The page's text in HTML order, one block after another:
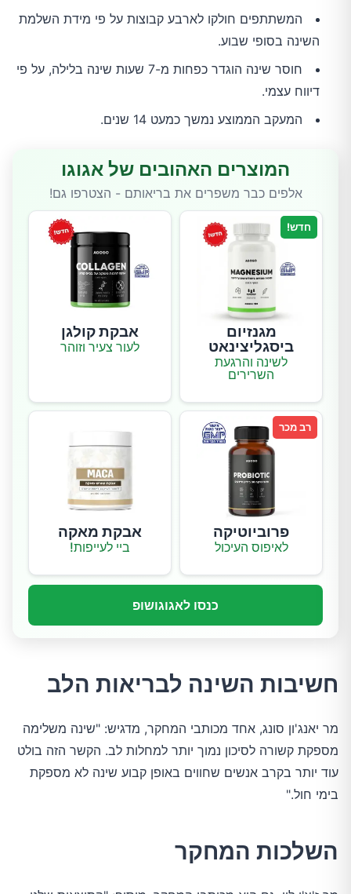
המשתתפים חולקו לארבע קבוצות על פי מידת השלמת
השינה בסופי שבוע.
חוסר שינה הוגדר כפחות מ-7 שעות שינה בלילה, על פי
דיווח עצמי.
המעקב הממוצע נמשך כמעט 14 שנים.
המוצרים האהובים של אגוגו
אלפים כבר משפרים את בריאותם - הצטרפו גם!
חדש!
מגנזיום
ביסגליצינאט
לשינה והרגעת
השרירים
אבקת קולגן
לעור צעיר וזוהר
רב מכר
פרוביוטיקה
לאיפוס העיכול
אבקת מאקה
ביי לעייפות!
כנסו לאגוגושופ
חשיבות השינה לבריאות הלב
בימי חול."
השלכות המחקר